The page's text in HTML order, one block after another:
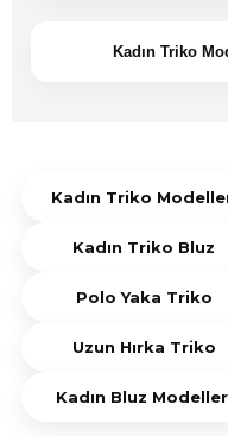
aylarında da tercih
Kadın Triko
Kadın Triko
Kadın Triko Bluz
Polo Yaka Triko
Uzun Hırka Triko
Kadın Bluz